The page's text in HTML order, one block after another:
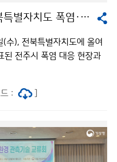
이미선 기상청장, 전북특별자치도 폭염·가뭄 현장 방문
수), 전북특별자치도에 올여
된 전주시 폭염 대응 현장과
체계를 살피고, 섬진강댐을
뭄 대응을 위한 기상·수문정
하였다.
: